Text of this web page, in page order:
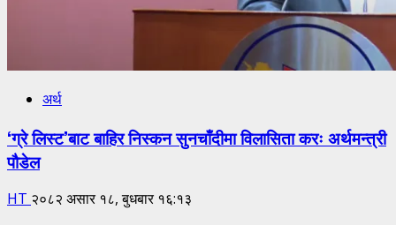
अर्थ
‘ग्रे लिस्ट’बाट बाहिर निस्कन सुनचाँदीमा विलासिता करः अर्थमन्त्री
पौडेल
HT २०८२ असार १८, बुधबार १६:१३